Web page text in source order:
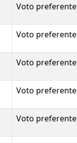
Voto preferente
Voto preferente
Voto preferente
Voto preferente
Voto preferente